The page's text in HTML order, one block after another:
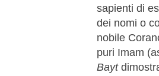
sapienti di
dei nomi o
nobile
puri Imam
Bayt